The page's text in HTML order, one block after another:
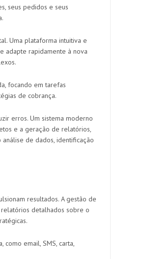
seus pedidos e seus
Uma plataforma intuitiva e
adapte rapidamente à nova
focando em tarefas
de cobrança.
erros. Um sistema moderno
e a geração de relatórios,
de dados, identificação
resultados. A gestão de
detalhados sobre o
email, SMS, carta,